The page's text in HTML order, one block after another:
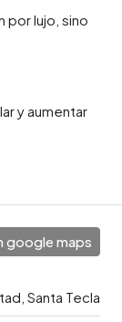
por lujo, sino
y aumentar
google maps
Santa Tecla